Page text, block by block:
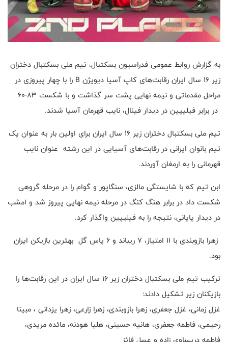
به گزارش روابط عمومی فدراسیون بسکتبال، تیم ملی بسکتبال دختران
زیر ۱۶ سال ایران رقابت‌های کاپ آسیا دیویژن B را با چهار پیروزی در
مراحل مقدماتی ‌و نیمه نهایی پشت سر گذاشت و با شکست ۸۳-۶۰
در برابر فیلیپین در دیدار فینال، نایب قهرمان آسیا شدند.
تیم ملی بسکتبال دختران زیر ۱۶ سال ایران برای اولین بار به عنوان یک
تیم بانوان ایرانی در رقابت‌های آسیایی در این رشته عنوان نایب
قهرمانی را به ارمغان آوردند.
ابن تیم که با شایستگی مالزی، سنگاپور و گوام را در مرحله گروهی
شکست داد در برابر هنگ کنگ در مرحله نیمه نهایی پیروز شد و امشب
در دیدار پایانی، نتیجه را به فیلیپین واگذار کرد.
زهرا بازوبندی با ۱۱ امتیاز، ۷ ریباند و ۶ پاس گل بهترین بازیکن ایران
بود.
ترکیب تیم ملی بسکتبال دختران زیر ۱۶ سال ایران در این رقابت‌ها را
بازیکنان زیر تشکیل دادند:
غزل زمانی، غزل جعفری، زهرا بازوبندی، زهرا زارعی، زهرا یزدانی ، مبینا
رحیمی، فاطمه جعفری، هانیه حسینی، هلیا هودنه، مائده مریدی،